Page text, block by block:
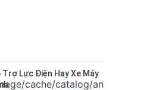
Trợ Lực Điện Hay Xe Máy